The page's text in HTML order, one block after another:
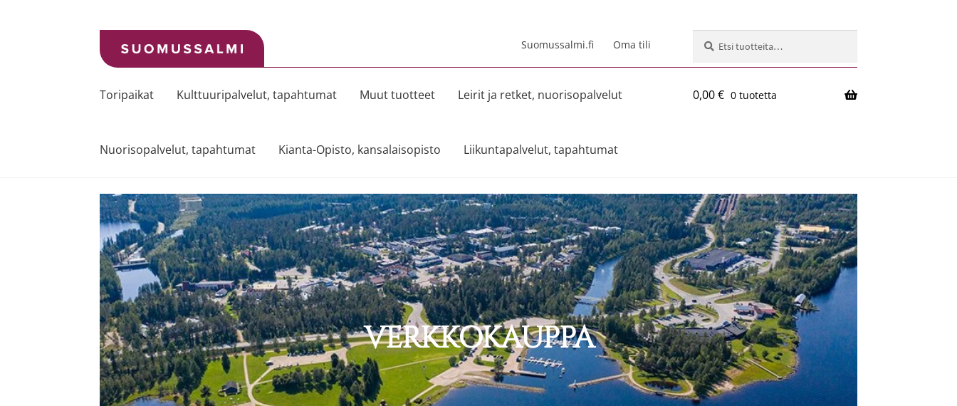
navigointiin
sisältöön
Suomussalmi.fi Oma tili
Toripaikat Kulttuuripalvelut, tapahtumat Muut tuotteet Leirit ja retket, nuorisopalvelut
Nuorisopalvelut, tapahtumat Kianta-Opisto, kansalaisopisto Liikuntapalvelut, tapahtumat
0,00€ 0 tuotetta
VERKKOKAUPPA